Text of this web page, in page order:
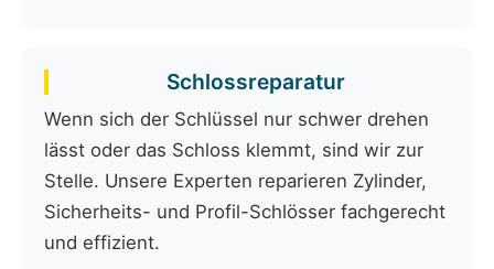
Schlossreparatur
Wenn sich der Schlüssel nur schwer drehen
lässt oder das Schloss klemmt, sind wir zur
Stelle. Unsere Experten reparieren Zylinder,
Sicherheits- und Profil-Schlösser fachgerecht
und effizient.